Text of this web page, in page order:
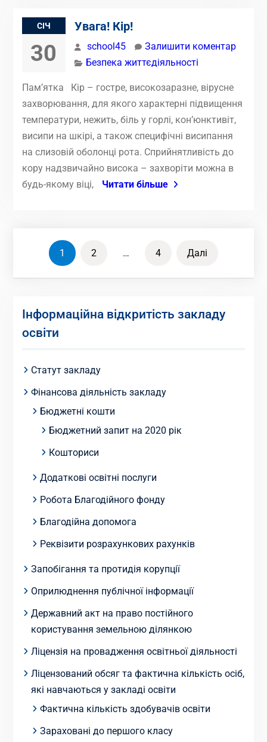
СІЧ
30
Увага! Кір!
school45
Залишити коментар
Безпека життєдіяльності
Пам’ятка Кір – гостре, високозаразне, вірусне
захворювання, для якого характерні підвищення
температури, нежить, біль у горлі, кон’юнктивіт,
висипи на шкірі, а також специфічні висипання
на слизовій оболонці рота. Сприйнятливість до
кору надзвичайно висока – захворіти можна в
будь-якому віці,
Читати більше
Пагінація
записів
1 2 … 4 Далі
Інформаційна відкритість закладу
освіти
Статут закладу
Фінансова діяльність закладу
Бюджетні кошти
Бюджетний запит на 2020 рік
Кошториси
Додаткові освітні послуги
Робота Благодійного фонду
Благодійна допомога
Реквізити розрахункових рахунків
Запобігання та протидія корупції
Оприлюднення публічної інформації
Державний акт на право постійного
користування земельною ділянкою
Ліцензія на провадження освітньої діяльності
Ліцензований обсяг та фактична кількість осіб,
які навчаються у закладі освіти
Фактична кількість здобувачів освіти
Зараховані до першого класу